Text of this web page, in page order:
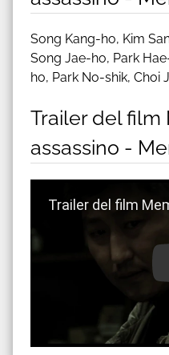
Song Kang-ho, Kim
Song Jae-ho, Park
ho, Park No-shik,
Trailer del film
assassino -
Guarda trailer del